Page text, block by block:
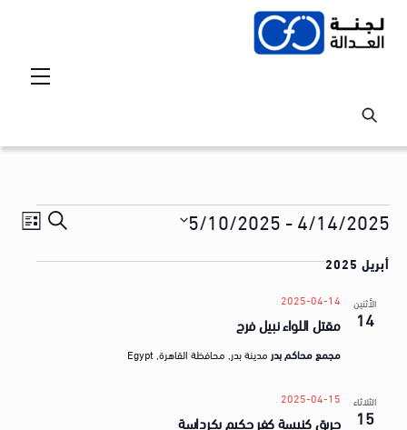
Skip
Events
Events
S
ق
ا
4/14/2025
-
5/10/2025
e
أبريل 2025
الأثنين
14 مقتل اللواء نبيل فرج
2025-04-14
مجمع محاكم بدر مدينة بدر, محافظة القاهرة, Egypt
الثلاثاء
15 حريق كنيسة كفر حكيم بكرداسة
2025-04-15